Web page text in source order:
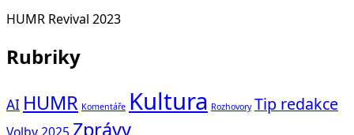
HUMR Revival 2023
Rubriky
AI HUMR Komentáře Kultura Rozhovory Tip redakce
Zprávy